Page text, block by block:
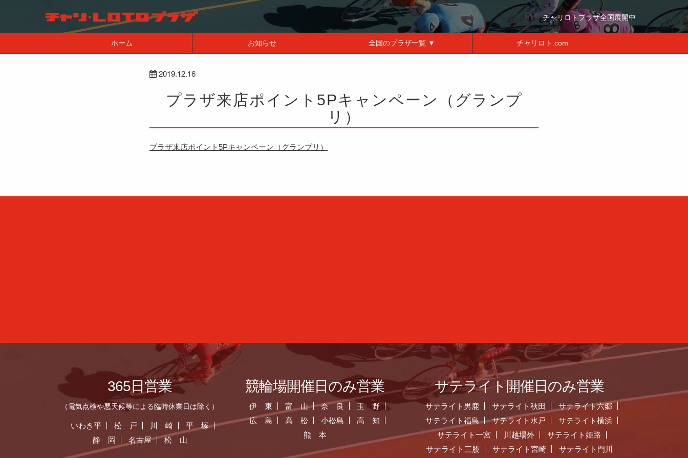
チャリロトプラザ全国展開中
ホーム お知らせ 全国のプラザ一覧 ▼ チャリロト.com
2019.12.16
プラザ来店ポイント5Pキャンペーン（グランプ
リ）
プラザ来店ポイント5Pキャンペーン（グランプリ）
365日営業
（電気点検や悪天候等による臨時休業日は除く）
いわき平 松 戸 川 崎
平 塚
静 岡
名古屋 松 山
競輪場開催日のみ営業
伊 東 富 山 奈 良
玉 野
広 島
高 松 小松島
高 知
熊 本
サテライト開催日のみ営業
サテライト男鹿 サテライト秋田
サテライト六郷
サテライト福島
サテライト水戸
サテライト横浜
サテライト一宮
川越場外
サテライト姫路
サテライト三股
サテライト宮崎 サテライト門川